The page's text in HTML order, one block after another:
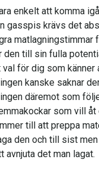
enkelt att komma
gasspis krävs det
matlagningstimmar
den till sin fulla
för dig som känner
kanske saknar
däremot som
som vill åt
till att preppa
den och till sist
avnjuta det man lagat.